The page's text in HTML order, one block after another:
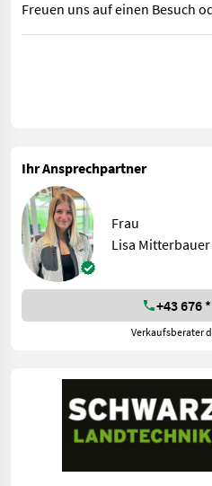
Freuen uns auf einen Besuch
Nr. 62790 Palettengabel - mit
Ihr Ansprechpartner
Frau
Lisa Mitterbauer
+43 676
Verkaufsberater